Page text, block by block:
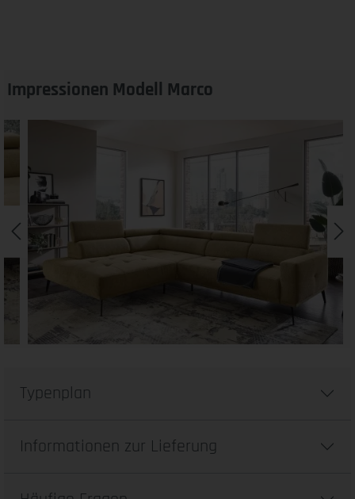
Impressionen Modell Marco
Typenplan
Informationen zur Lieferung